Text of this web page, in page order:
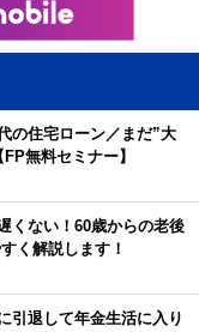
の住宅ローン／まだ”大
無料セミナー】
くない！60歳からの老後
く解説します！
引退して年金生活に入り